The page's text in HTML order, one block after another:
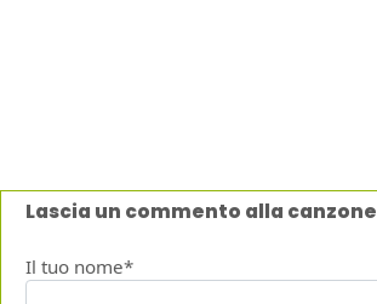
Lascia un commento alla canzone
Il tuo nome*